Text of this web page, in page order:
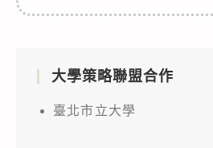
大學策略聯盟合作
臺北市立大學